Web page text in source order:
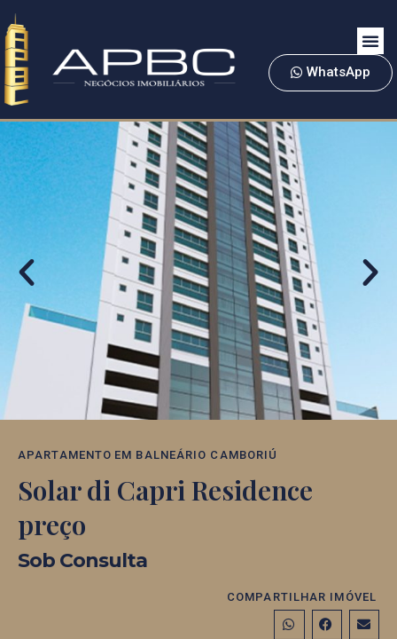
WhatsApp
APARTAMENTO EM BALNEÁRIO CAMBORIÚ
Solar di Capri Residence
preço
Sob Consulta
COMPARTILHAR IMÓVEL